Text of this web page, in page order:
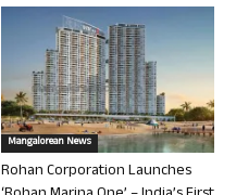
Mangalorean News
Rohan Corporation Launches